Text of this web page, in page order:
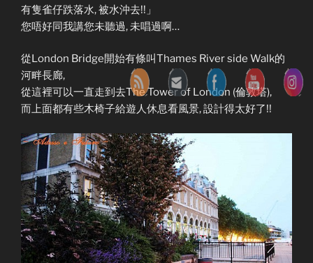
有隻雀仔跌落水, 被水沖去!!」
您唔好同我講您未聽過, 未唱過啊…
從London Bridge開始有條叫Thames River side Walk的
河畔長廊,
從這裡可以一直走到去The Tower of London (倫敦塔),
而上面都有些木椅子給遊人休息看風景, 設計得太好了!!